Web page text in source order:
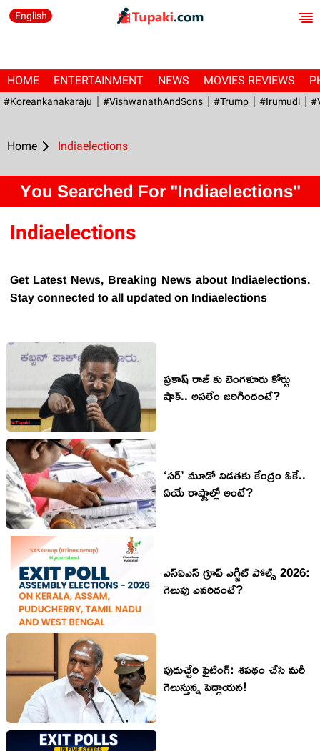
English
HOME ENTERTAINMENT NEWS MOVIES REVIEWS
#Koreankanakaraju #VishwanathAndSons #Trump #irumudi
Home Indiaelections
You Searched For "Indiaelections"
Indiaelections
Get Latest News, Breaking News about Indiaelections.
Stay connected to all updated on Indiaelections
ప్రకాష్ రాజ్‌ కు బెంగళూరు కోర్టు
షాక్.. అసలేం జరిగిందంటే?
‘సర్’ మూడో విడతకు కేంద్రం ఓకే..
ఏయే రాష్ట్రాల్లో అంటే?
ఎస్ఏఎస్ గ్రూప్ ఎగ్జిట్ పోల్స్ 2026:
గెలుపు ఎవరిదంటే?
పుదుచ్చేరి ఫైటింగ్‌: శ‌ప‌థం చేసి మ‌రీ
గెలుస్తున్న పెద్దాయ‌న‌!